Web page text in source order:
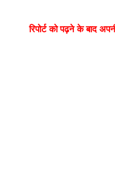
रिपोर्ट को पढ़ने के बाद